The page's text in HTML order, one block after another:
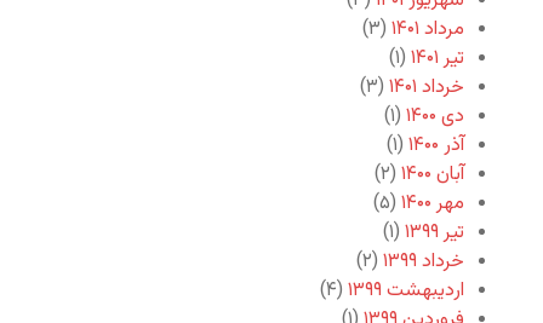
مرداد ۱۴۰۱
(۳)
تیر ۱۴۰۱
(۱)
خرداد ۱۴۰۱
(۳)
دی ۱۴۰۰
(۱)
آذر ۱۴۰۰
(۱)
آبان ۱۴۰۰
(۲)
مهر ۱۴۰۰
(۵)
تیر ۱۳۹۹
(۱)
خرداد ۱۳۹۹
(۲)
اردیبهشت ۱۳۹۹
(۴)